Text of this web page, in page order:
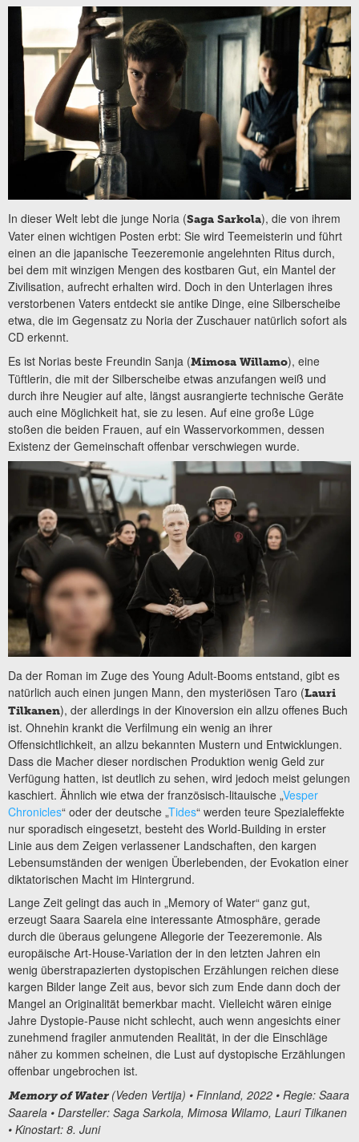
In dieser Welt lebt die junge Noria (Saga Sarkola), die von ihrem
Vater einen wichtigen Posten erbt: Sie wird Teemeisterin und führt
einen an die japanische Teezeremonie angelehnten Ritus durch,
bei dem mit winzigen Mengen des kostbaren Gut, ein Mantel der
Zivilisation, aufrecht erhalten wird. Doch in den Unterlagen ihres
verstorbenen Vaters entdeckt sie antike Dinge, eine Silberscheibe
etwa, die im Gegensatz zu Noria der Zuschauer natürlich sofort als
CD erkennt.
Es ist Norias beste Freundin Sanja (Mimosa Willamo), eine
Tüftlerin, die mit der Silberscheibe etwas anzufangen weiß und
durch ihre Neugier auf alte, längst ausrangierte technische Geräte
auch eine Möglichkeit hat, sie zu lesen. Auf eine große Lüge
stoßen die beiden Frauen, auf ein Wasservorkommen, dessen
Existenz der Gemeinschaft offenbar verschwiegen wurde.
Da der Roman im Zuge des Young Adult-Booms entstand, gibt es
natürlich auch einen jungen Mann, den mysteriösen Taro (Lauri
Tilkanen), der allerdings in der Kinoversion ein allzu offenes Buch
ist. Ohnehin krankt die Verfilmung ein wenig an ihrer
Offensichtlichkeit, an allzu bekannten Mustern und Entwicklungen.
Dass die Macher dieser nordischen Produktion wenig Geld zur
Verfügung hatten, ist deutlich zu sehen, wird jedoch meist gelungen
kaschiert. Ähnlich wie etwa der französisch-litauische „Vesper
Chronicles“ oder der deutsche „Tides“ werden teure Spezialeffekte
nur sporadisch eingesetzt, besteht des World-Building in erster
Linie aus dem Zeigen verlassener Landschaften, den kargen
Lebensumständen der wenigen Überlebenden, der Evokation einer
diktatorischen Macht im Hintergrund.
Lange Zeit gelingt das auch in „Memory of Water“ ganz gut,
erzeugt Saara Saarela eine interessante Atmosphäre, gerade
durch die überaus gelungene Allegorie der Teezeremonie. Als
europäische Art-House-Variation der in den letzten Jahren ein
wenig überstrapazierten dystopischen Erzählungen reichen diese
kargen Bilder lange Zeit aus, bevor sich zum Ende dann doch der
Mangel an Originalität bemerkbar macht. Vielleicht wären einige
Jahre Dystopie-Pause nicht schlecht, auch wenn angesichts einer
zunehmend fragiler anmutenden Realität, in der die Einschläge
näher zu kommen scheinen, die Lust auf dystopische Erzählungen
offenbar ungebrochen ist.
Memory of Water(Veden Vertija) • Finnland, 2022 • Regie: Saara
Saarela • Darsteller: Saga Sarkola, Mimosa Wilamo, Lauri Tilkanen
• Kinostart: 8. Juni